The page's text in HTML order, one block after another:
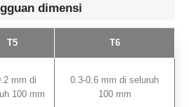
dimensi
T5 T6
mm di
100 mm
0.3-0.6 mm di seluruh
100 mm